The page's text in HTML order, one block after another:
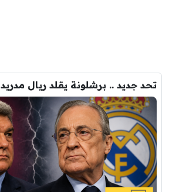
تحد جديد .. برشلونة يقلد ريال مدريد